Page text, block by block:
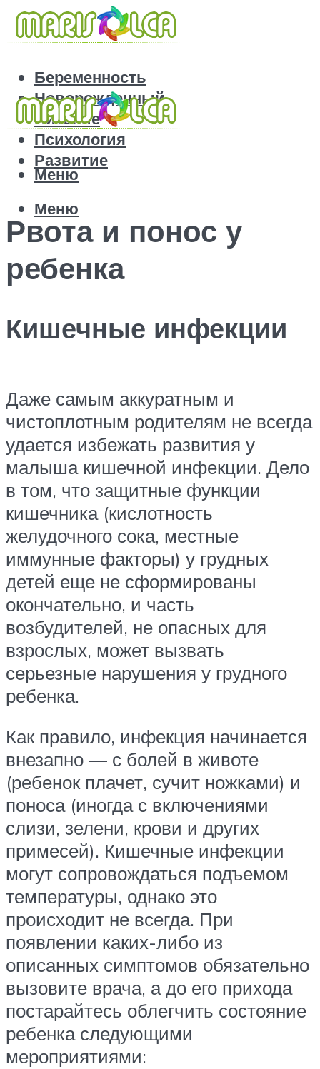
Беременность
Новорожденный
Питание
Психология
Развитие
Меню
Меню
Рвота и понос у
ребенка
Кишечные инфекции
Даже самым аккуратным и
чистоплотным родителям не всегда
удается избежать развития у
малыша кишечной инфекции. Дело
в том, что защитные функции
кишечника (кислотность
желудочного сока, местные
иммунные факторы) у грудных
детей еще не сформированы
окончательно, и часть
возбудителей, не опасных для
взрослых, может вызвать
серьезные нарушения у грудного
ребенка.
Как правило, инфекция начинается
внезапно — с болей в животе
(ребенок плачет, сучит ножками) и
поноса (иногда с включениями
слизи, зелени, крови и других
примесей). Кишечные инфекции
могут сопровождаться подъемом
температуры, однако это
происходит не всегда. При
появлении каких-либо из
описанных симптомов обязательно
вызовите врача, а до его прихода
постарайтесь облегчить состояние
ребенка следующими
мероприятиями: